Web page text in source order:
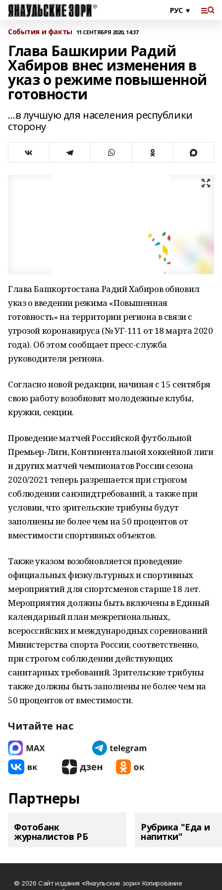
События и факты 11 СЕНТЯБРЯ 2020, 14:37
Глава Башкирии Радий
Хабиров внес изменения в
указ о режиме повышенной
готовности
…в лучшую для населения республики
сторону
Глава Башкортостана Радий Хабиров обновил
указ о введении режима «Повышенная
готовность» на территории региона в связи с
угрозой коронавируса (№ УГ-111 от 18 марта 2020
года). Об этом сообщает пресс-служба
руководителя региона.
Согласно новой редакции, начиная с 15 сентября
свою работу возобновят молодежные клубы,
кружки, секции.
Проведение матчей Российской футбольной
Премьер-Лиги, Континентальной хоккейной лиги
и других матчей чемпионатов России сезона
2020/2021 теперь разрешается при строгом
соблюдении санэпидтребований, а также при
условии, что зрительские трибуны будут
заполнены не более чем на 50 процентов от
вместимости спортивных объектов.
Также указом возобновляется проведение
официальных физкультурных и спортивных
мероприятий для спортсменов старше 18 лет.
Мероприятия должны быть включены в Единый
календарный план межрегиональных,
всероссийских и международных соревнований
Министерства спорта России, соответственно,
при строгом соблюдении действующих
санитарных требований. Зрительские трибуны
также должны быть заполнены не более чем на
50 процентов от вместимости.
Читайте нас
Партнеры
Фотобанк
журналистов РБ
Рубрика "Еда и
напитки"
© 2026 Сайт издания «Янаульские зори» Копирование